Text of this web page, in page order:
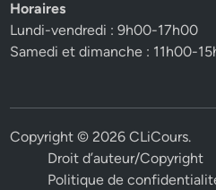
Horaires
Lundi-vendredi : 9h00-17h00
Samedi et dimanche : 11h00-
Copyright © 2026CLiCours.
Droit d’auteur/Copyright
Politique de